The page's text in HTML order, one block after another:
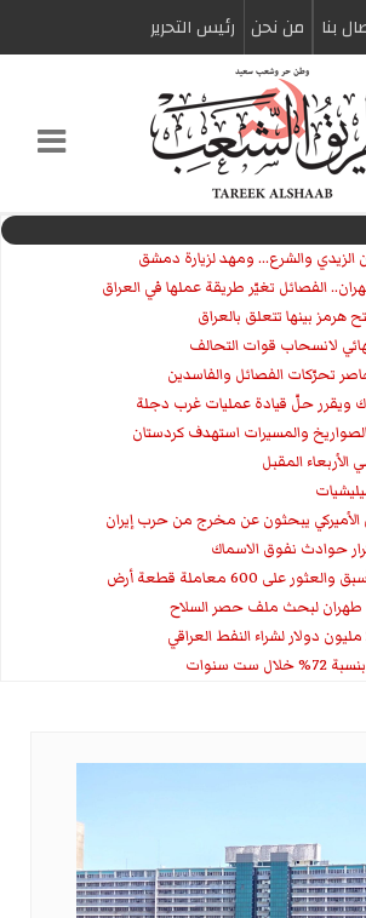
بنا من نحن رئیس التحریر
الزيدي والشرع... ومهد لزيارة دمشق
الفصائل تغيّر طريقة عملها في العراق
تحرّكات الفصائل والفاسدين
ويقرر حلّ قيادة عمليات غرب دجلة
والمسيرات استهدف كردستان
المقبل
يبحثون عن مخرج من حرب إيران
حوادث نفوق الاسماك
600 معاملة قطعة أرض
طهران لبحث ملف حصر السلاح
سنوات